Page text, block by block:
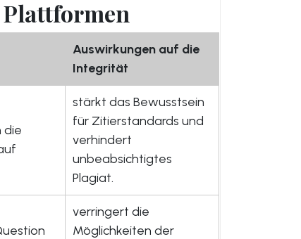
Auswirkungen auf die
Integrität
die
stärkt das Bewusstsein
für Zitierstandards und
verhindert
unbeabsichtigtes
Plagiat.
verringert die
Möglichkeiten der